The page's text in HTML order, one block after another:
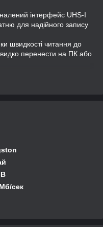
інтерфейс UHS-I
для надійного запису
швидкості читання до
перенести на ПК або
сек